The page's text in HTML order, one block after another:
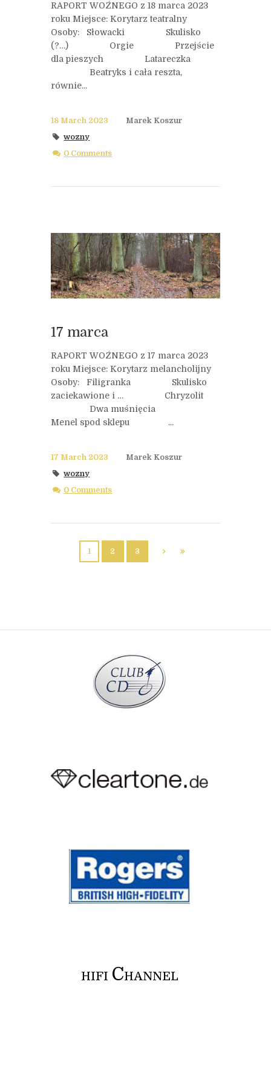
RAPORT WOŹNEGO z 18 marca 2023
roku Miejsce: Korytarz teatralny
Osoby: Słowacki Skulisko
(?…) Orgie Przejście
dla pieszych Latareczka
Beatryks i cała reszta,
równie...
18 March 2023
Marek Koszur
wozny
0 Comments
17 marca
RAPORT WOŹNEGO z 17 marca 2023
roku Miejsce: Korytarz melancholijny
Osoby: Filigranka Skulisko
zaciekawione i … Chryzolit
Dwa muśnięcia
Menel spod sklepu ...
17 March 2023
Marek Koszur
wozny
0 Comments
1 2 3
HIFI CHANNEL